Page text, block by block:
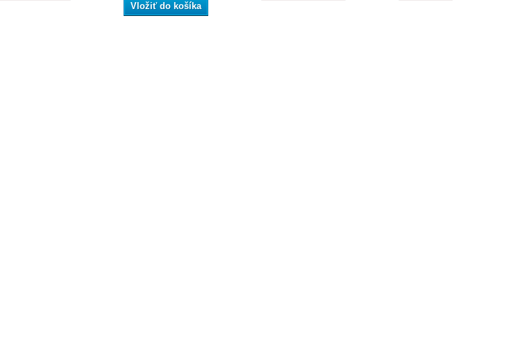
Vložiť do košíka